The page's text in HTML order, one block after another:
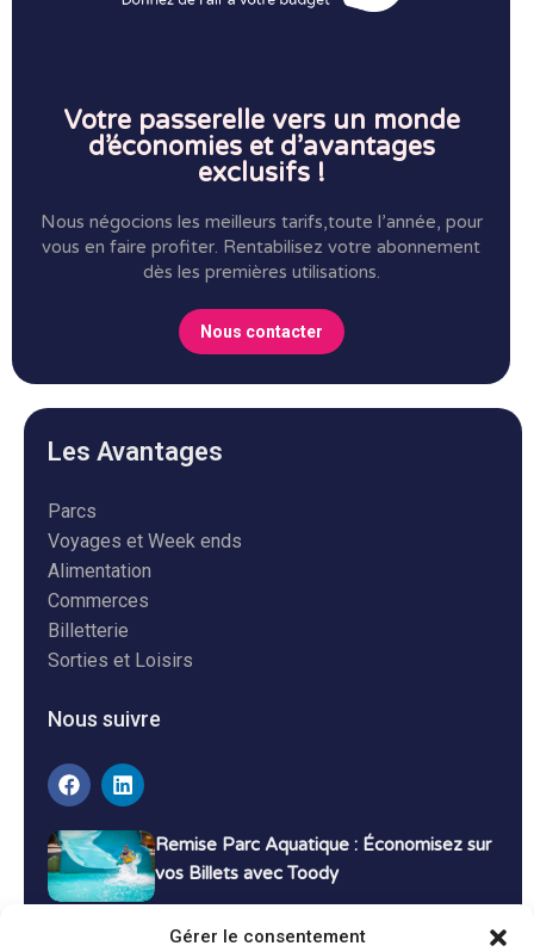
Gérer le consentement
Votre passerelle vers un monde
d’économies et d’avantages
exclusifs !
Nous négocions les meilleurs tarifs,toute l’année, pour
vous en faire profiter. Rentabilisez votre abonnement
dès les premières utilisations.
Nous contacter
Les Avantages
Parcs
Voyages et Week ends
Alimentation
Commerces
Billetterie
Sorties et Loisirs
Nous suivre
Remise Parc Aquatique : Économisez sur
vos Billets avec Toody